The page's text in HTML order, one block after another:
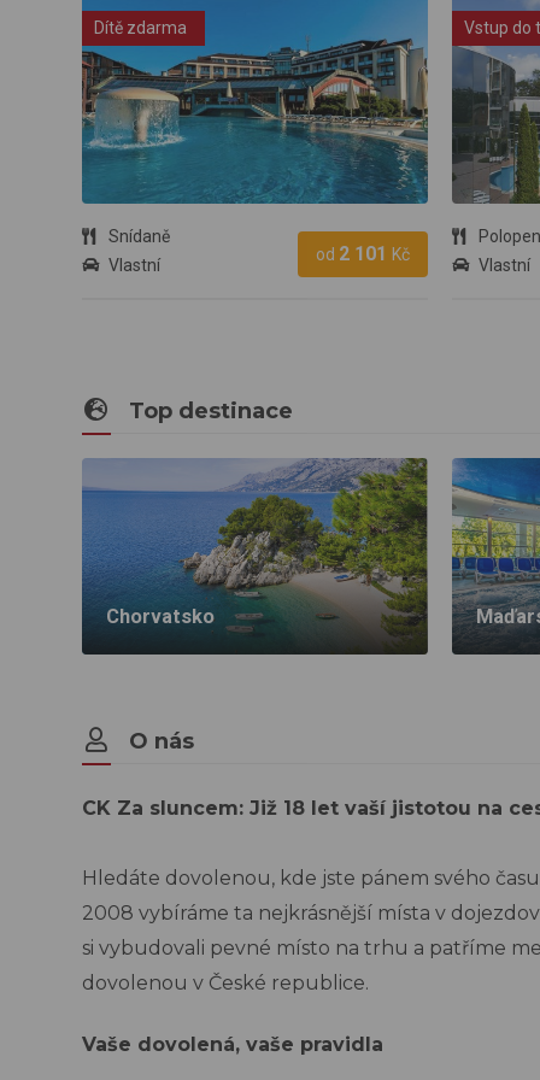
Dítě zdarma
Snídaně
Vlastní
od 2 101 Kč
Vstup do
Vlastní
Top destinace
Chorvatsko
O nás
CK Za sluncem: Již 18 let vaší jistotou na
Hledáte dovolenou, kde jste pánem svého času
2008 vybíráme ta nejkrásnější místa v
si vybudovali pevné místo na trhu a patříme
dovolenou v České republice.
Vaše dovolená, vaše pravidla